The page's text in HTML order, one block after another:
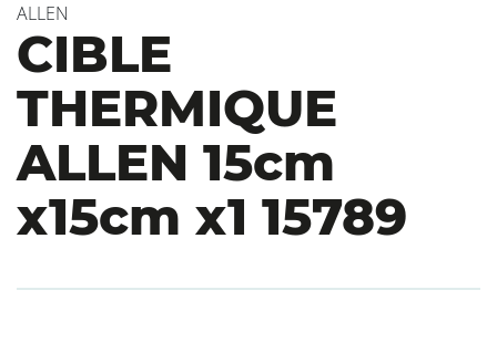
ALLEN
CIBLE
THERMIQUE
ALLEN 15cm
x15cm x1 15789